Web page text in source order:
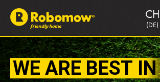
CH
(DE)
WE ARE BEST